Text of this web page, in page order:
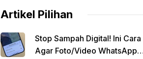
Artikel Pilihan
Stop Sampah Digital! Ini Cara
Agar Foto/Video WhatsApp